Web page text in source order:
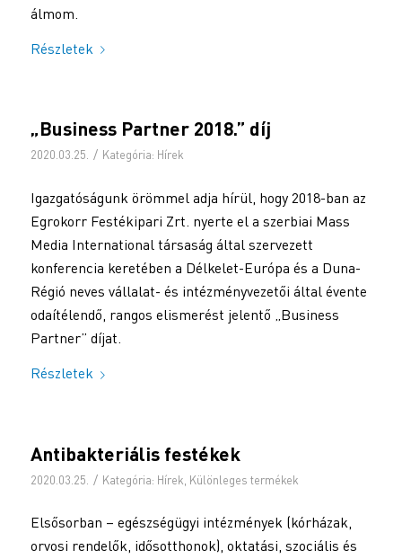
álmom.
Részletek
„Business Partner 2018.” díj
2020.03.25. / Kategória: Hírek
Igazgatóságunk örömmel adja hírül, hogy 2018-ban az
Egrokorr Festékipari Zrt. nyerte el a szerbiai Mass
Media International társaság által szervezett
konferencia keretében a Délkelet-Európa és a Duna-
Régió neves vállalat- és intézményvezetői által évente
odaítélendő, rangos elismerést jelentő „Business
Partner” díjat.
Részletek
Antibakteriális festékek
2020.03.25. / Kategória: Hírek Különleges termékek
Elsősorban – egészségügyi intézmények (kórházak,
orvosi rendelők, idősotthonok), oktatási, szociális és